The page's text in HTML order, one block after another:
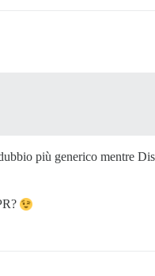
più generico mentre